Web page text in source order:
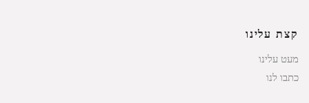
קצת עלינו
מעט עלינו
כתבו לנו